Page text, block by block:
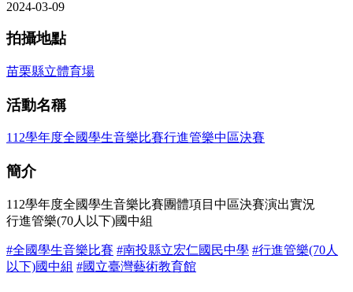
2024-03-09
拍攝地點
苗栗縣立體育場
活動名稱
112學年度全國學生音樂比賽行進管樂中區決賽
簡介
112學年度全國學生音樂比賽團體項目中區決賽演出實況
行進管樂(70人以下)國中組
#全國學生音樂比賽 #南投縣立宏仁國民中學 #行進管樂(70人
以下)國中組 #國立臺灣藝術教育館